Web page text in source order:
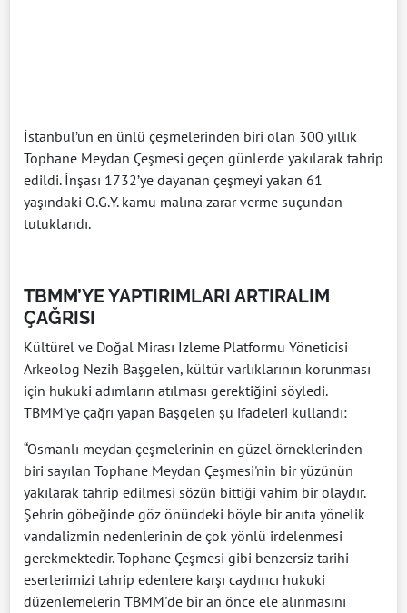
İstanbul’un en ünlü çeşmelerinden biri olan 300 yıllık
Tophane Meydan Çeşmesi geçen günlerde yakılarak tahrip
edildi. İnşası 1732’ye dayanan çeşmeyi yakan 61
yaşındaki O.G.Y. kamu malına zarar verme suçundan
tutuklandı.
TBMM’YE YAPTIRIMLARI ARTIRALIM
ÇAĞRISI
Kültürel ve Doğal Mirası İzleme Platformu Yöneticisi
Arkeolog Nezih Başgelen, kültür varlıklarının korunması
için hukuki adımların atılması gerektiğini söyledi.
TBMM’ye çağrı yapan Başgelen şu ifadeleri kullandı:
“Osmanlı meydan çeşmelerinin en güzel örneklerinden
biri sayılan Tophane Meydan Çeşmesi'nin bir yüzünün
yakılarak tahrip edilmesi sözün bittiği vahim bir olaydır.
Şehrin göbeğinde göz önündeki böyle bir anıta yönelik
vandalizmin nedenlerinin de çok yönlü irdelenmesi
gerekmektedir. Tophane Çeşmesi gibi benzersiz tarihi
eserlerimizi tahrip edenlere karşı caydırıcı hukuki
düzenlemelerin TBMM'de bir an önce ele alınmasını